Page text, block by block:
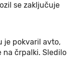
se zaključuje
je pokvaril avto,
na črpalki. Sledilo